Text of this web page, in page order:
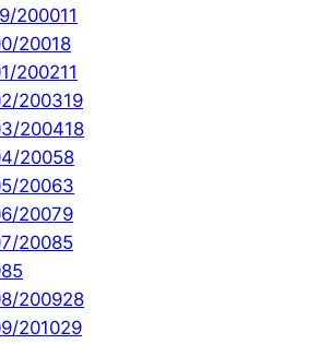
200011
20018
200211
200319
200418
20058
20063
20079
20085
5
200928
201029